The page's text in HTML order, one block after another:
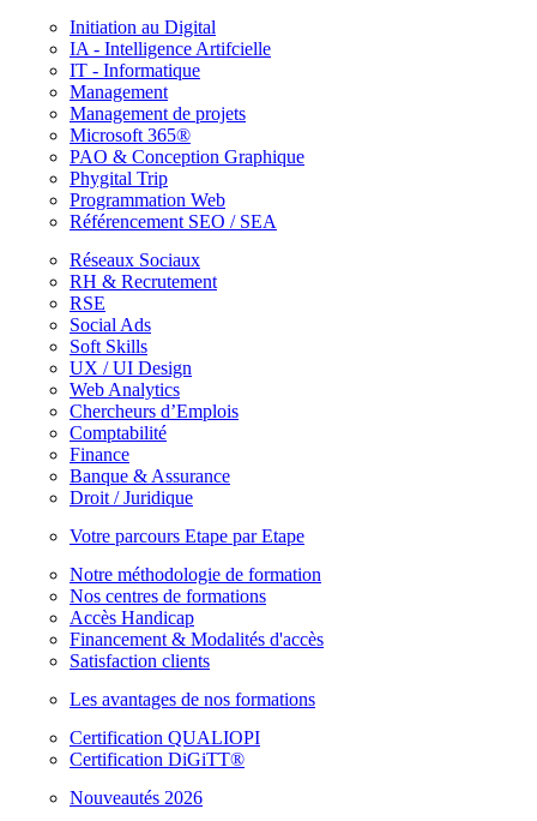
Initiation au Digital
IA - Intelligence Artifcielle
IT - Informatique
Management
Management de projets
Microsoft 365®
PAO & Conception Graphique
Phygital Trip
Programmation Web
Référencement SEO / SEA
Réseaux Sociaux
RH & Recrutement
RSE
Social Ads
Soft Skills
UX / UI Design
Web Analytics
Chercheurs d’Emplois
Comptabilité
Finance
Banque & Assurance
Droit / Juridique
Votre parcours Etape par Etape
Notre méthodologie de formation
Nos centres de formations
Accès Handicap
Financement & Modalités d'accès
Satisfaction clients
Les avantages de nos formations
Certification QUALIOPI
Certification DiGiTT®
Nouveautés 2026